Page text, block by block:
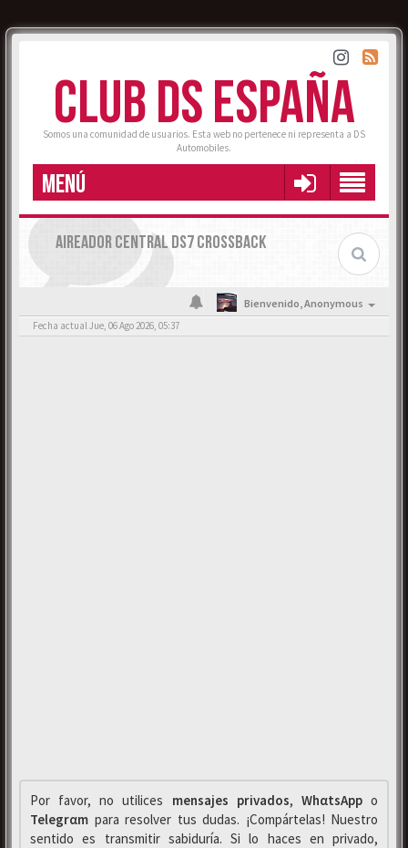
CLUB DS ESPAÑA
Somos una comunidad de usuarios. Esta web no pertenece ni representa a DS
Automobiles.
MENÚ
AIREADOR CENTRAL DS7 CROSSBACK
Bienvenido,Anonymous
Fecha actual Jue, 06 Ago 2026, 05:37
Por favor, no utilices mensajes privados, WhαtsAppo
Telegrαm para resolver tus dudas. ¡Compártelas! Nuestro
sentido es transmitir sabiduría. Si lo haces en privado,